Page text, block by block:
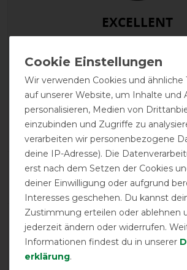
EXCELLENT
Jersey Fashion - navy
Product Reviews
2
Product Rating
5/5
product experience
Wir verwenden Cookies und ähnliche
auf unserer Website, um Inhalte und
personalisieren, Medien von
einzubinden und Zugriffe zu
verarbeiten wir personenbezogene
deine IP-Adresse). Die
erst nach dem Setzen der Cookies
deiner Einwilligung oder aufgrund
Interesses geschehen. Du kannst
Zustimmung erteilen oder ablehnen
jederzeit ändern oder widerrufen.
Informationen findest du in unserer
erklärung.